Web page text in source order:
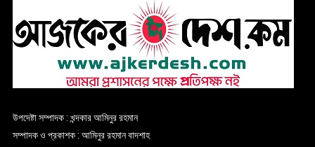
উপদেষ্টা সম্পাদক : খন্দকার আমিনুর রহমান
সম্পাদক ও প্রকাশক : আমিনুর রহমান বাদশাহ